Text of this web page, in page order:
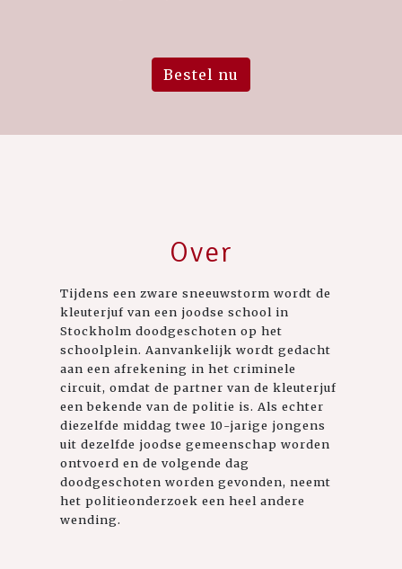
Bestel nu
Over
Tijdens een zware sneeuwstorm wordt de
kleuterjuf van een joodse school in
Stockholm doodgeschoten op het
schoolplein. Aanvankelijk wordt gedacht
aan een afrekening in het criminele
circuit, omdat de partner van de kleuterjuf
een bekende van de politie is. Als echter
diezelfde middag twee 10-jarige jongens
uit dezelfde joodse gemeenschap worden
ontvoerd en de volgende dag
doodgeschoten worden gevonden, neemt
het politieonderzoek een heel andere
wending.